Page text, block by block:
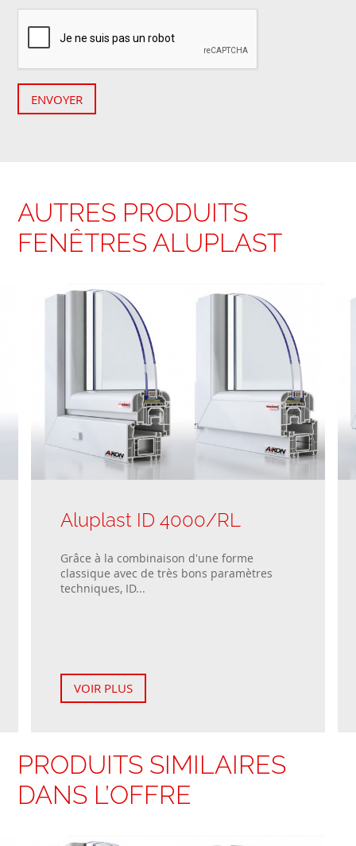
ENVOYER
AUTRES PRODUITS
FENÊTRES ALUPLAST
Aluplast ID 4000/RL
Grâce à la combinaison d'une forme
classique avec de très bons paramètres
techniques, ID...
VOIR PLUS
PRODUITS SIMILAIRES
DANS L’OFFRE